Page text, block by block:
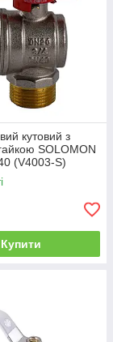
кутовий з
SOLOMON
(V4003-S)
Купити